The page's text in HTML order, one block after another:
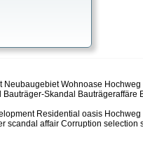
Wohnoase
Skandal Bauträgeraffäre
Residential oasis
scandal affair Corruption selection